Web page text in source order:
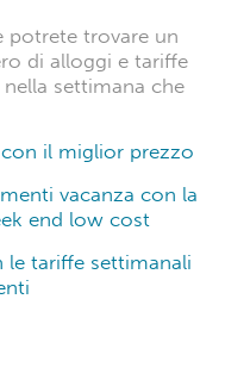
potrete trovare un
di alloggi e tariffe
settimana che
il miglior prezzo
vacanza con la
end low cost
tariffe settimanali